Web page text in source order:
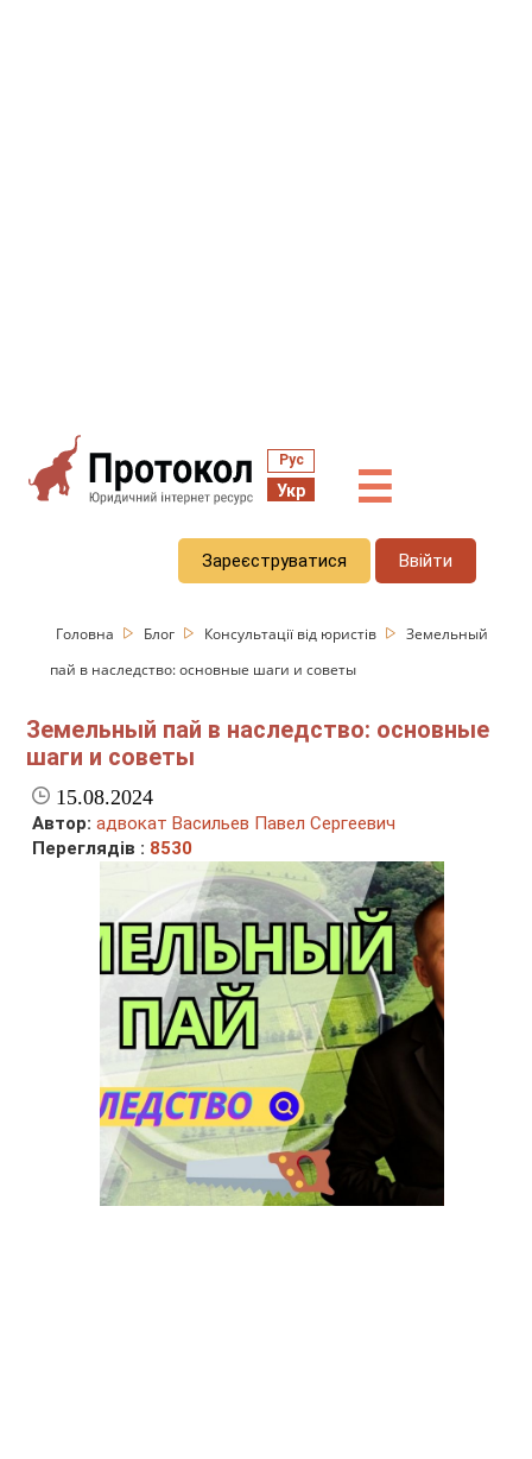
Рус
Укр ☰
Зареєструватися Ввійти
Головна Блог Консультації від юристів
Земельный
пай в наследство: основные шаги и советы
Земельный пай в наследство: основные
шаги и советы
15.08.2024
Автор: адвокат Васильев Павел Сергеевич
Переглядів : 8530